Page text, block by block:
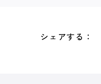
シェアする：